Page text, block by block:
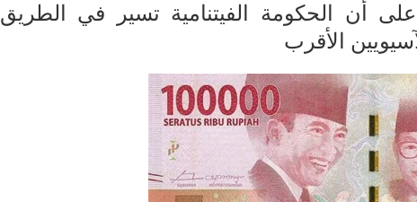
على أن الحكومة الفيتنامية تسير في الطريق
الأقرب